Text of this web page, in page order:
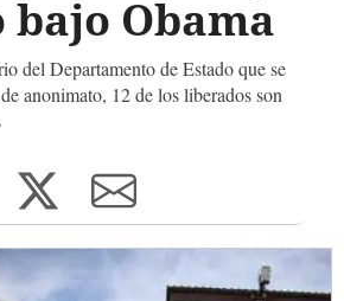
Obama
del Departamento de Estado que se
anonimato, 12 de los liberados son